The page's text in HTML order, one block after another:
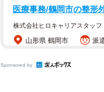
医療事務/鶴岡市の整形
株式会社ヒロキャリアスタッフ
山形県 鶴岡市 派
Sponsored by